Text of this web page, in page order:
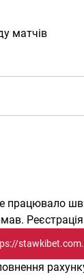
матчів
працювало
Реєстрація